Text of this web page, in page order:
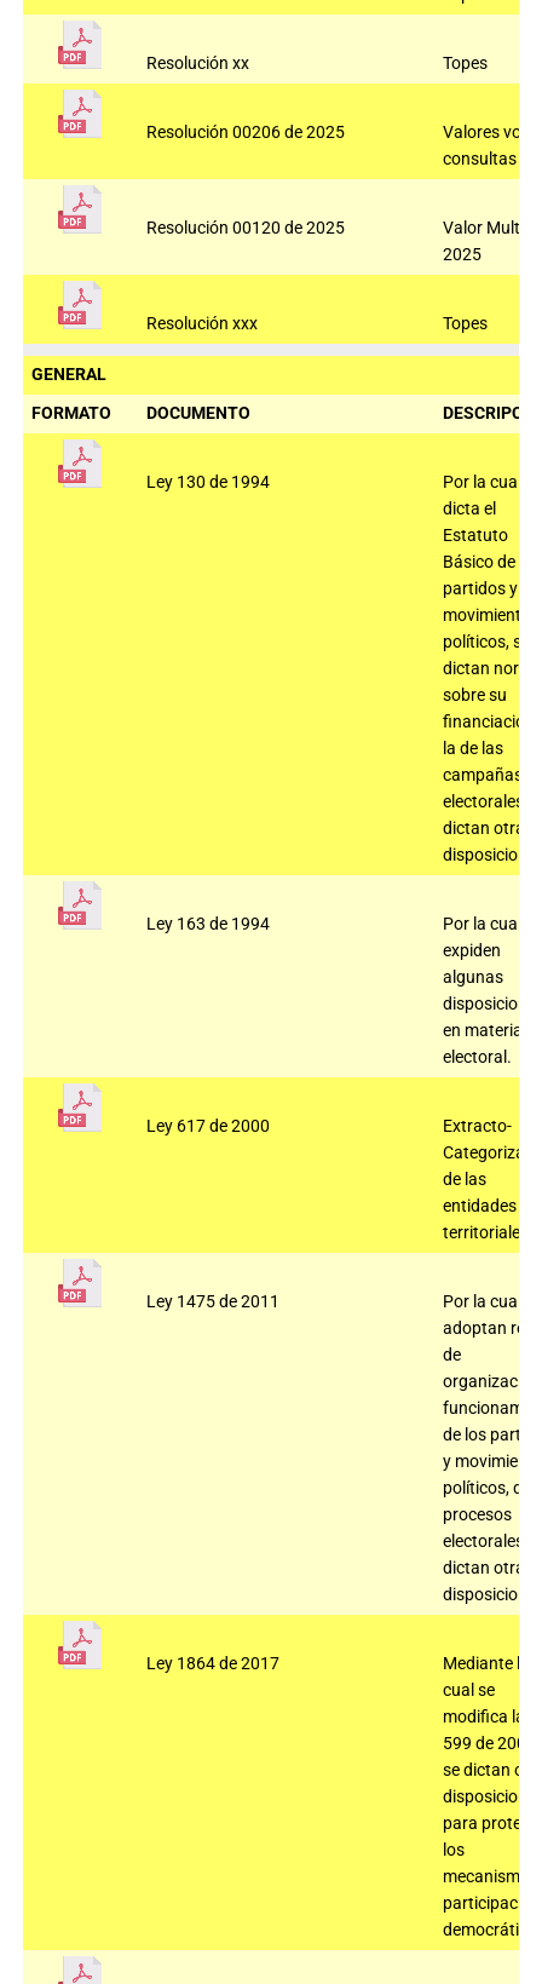
Resolución xx Topes
Resolución 00206 de 2025
Valores
consultas
Resolución 00120 de 2025
Valor Multas
2025
Resolución xxx Topes
GENERAL
FORMATO
DOCUMENTO
Ley 130 de 1994
Por la cual se
dicta el
Estatuto
Básico de los
partidos y
movimientos
políticos, se
dictan
sobre su
financiación
la de las
campañas
electorales y
dictan otras
Ley 163 de 1994
Por la cual se
expiden
algunas
en materia
electoral.
Ley 617 de 2000
Extracto-
de las
entidades
territoriales.
Ley 1475 de 2011
Por la cual se
adoptan
de
de los
y
políticos, de
procesos
electorales y
dictan otras
Ley 1864 de 2017
Mediante la
cual se
modifica la
599 de 2000
se dictan
para
los
mecanismos
participación
democrática